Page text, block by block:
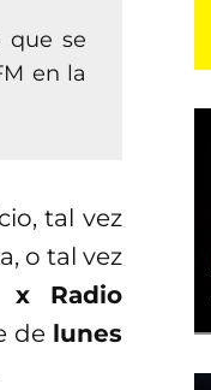
que se
en la
tal vez
o tal vez
x Radio
de lunes